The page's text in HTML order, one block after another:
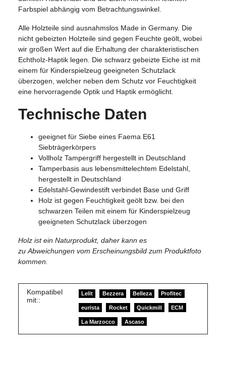
Farbspiel abhängig vom Betrachtungswinkel.
Alle Holzteile sind ausnahmslos Made in Germany. Die
nicht gebeizten Holzteile sind gegen Feuchte geölt, wobei
wir großen Wert auf die Erhaltung der charakteristischen
Echtholz-Haptik legen. Die schwarz gebeizte Eiche ist mit
einem für Kinderspielzeug geeigneten Schutzlack
überzogen, welcher neben dem Schutz vor Feuchtigkeit
eine hervorragende Optik und Haptik ermöglicht.
Technische Daten
geeignet für Siebe eines Faema E61
Siebträgerkörpers
Vollholz Tampergriff hergestellt in Deutschland
Tamperbasis aus lebensmittelechtem Edelstahl,
hergestellt in Deutschland
Edelstahl-Gewindestift verbindet Base und Griff
Holz ist gegen Feuchtigkeit geölt bzw. bei den
schwarzen Teilen mit einem für Kinderspielzeug
geeigneten Schutzlack überzogen
Holz ist ein Naturprodukt, daher kann es
zu Abweichungen vom Erscheinungsbild zum Produktfoto
kommen.
Kompatibel
mit::
Lelit Bezzera Belleza Profitec
eurista Rocket Quickmill ECM
La Marzocco Ascaso